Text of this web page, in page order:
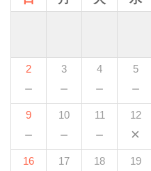
2
－
3
－
4
－
5
－
9
－
10
－
11
－
12
×
16 17 18 19